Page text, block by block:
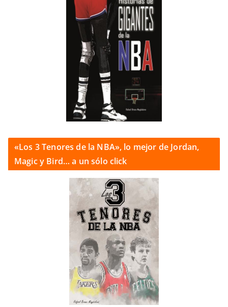
«Los 3 Tenores de la NBA», lo mejor de Jordan,
Magic y Bird… a un sólo click